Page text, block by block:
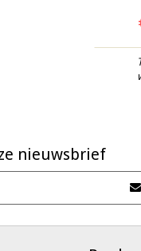
nieuwsbrief